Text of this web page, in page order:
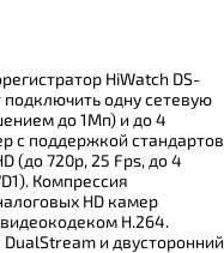
HiWatch DS-
подключить одну сетевую
до 1Мп) и до 4
с поддержкой стандартов
(до 720p, 25 Fps, до 4
Компрессия
HD камер
H.264.
и двусторонний